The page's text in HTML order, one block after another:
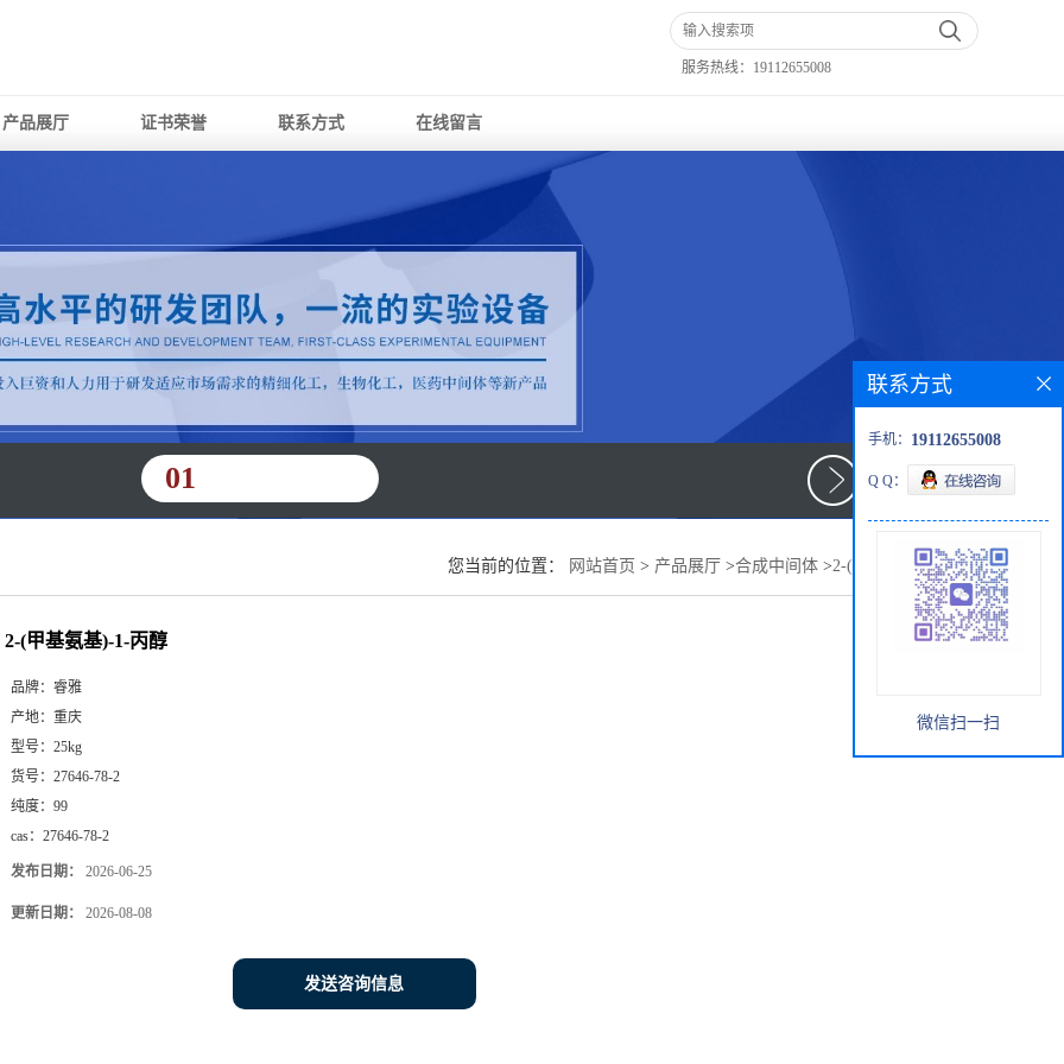
服务热线： 19112655008
产品展厅 证书荣誉 联系方式 在线留言
01
您当前的位置： 网站首页 > 产品展厅 >合成中间体 >2-(甲基氨基)-1-丙醇
2-(甲基氨基)-1-丙醇
品牌： 睿雅
产地： 重庆
型号： 25kg
货号： 27646-78-2
纯度： 99
cas： 27646-78-2
发布日期： 2026-06-25
更新日期： 2026-08-08
发送咨询信息
联系方式
手机： 19112655008
Q Q：
微信扫一扫